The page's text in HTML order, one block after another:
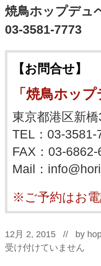
焼鳥ホップデュ
03-3581-7773
【お問合せ】
「焼鳥ホップ
東京都港区新
TEL：03-3581-
FAX：03-6862-
Mail：
※ご予約はお
12月 2, 2015 // by
受け付けていません